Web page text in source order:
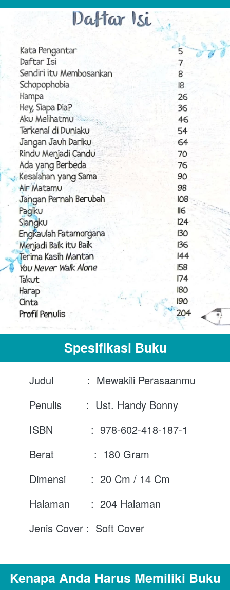
Spesifikasi Buku
Judul           :  Mewakili Perasaanmu
Penulis        :  Ust. Handy Bonny
ISBN	    :  978-602-418-187-1
Berat	     :  180 Gram
Dimensi 	    :  20 Cm / 14 Cm
Halaman	    :  204 Halaman
Jenis Cover :  Soft Cover
Kenapa Anda Harus Memiliki Buku